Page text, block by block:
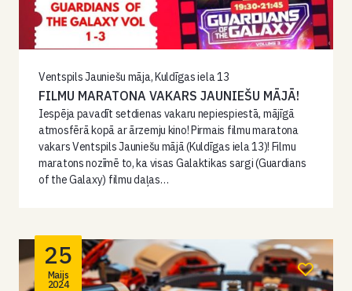
Ventspils Jauniešu māja, Kuldīgas iela 13
FILMU MARATONA VAKARS JAUNIEŠU MĀJĀ!
Iespēja pavadīt setdienas vakaru nepiespiestā, mājīgā
atmosfērā kopā ar ārzemju kino! Pirmais filmu maratona
vakars Ventspils Jauniešu mājā (Kuldīgas iela 13)! Filmu
maratons nozīmē to, ka visas Galaktikas sargi (Guardians
of the Galaxy) filmu daļas…
25
Maijs
2024